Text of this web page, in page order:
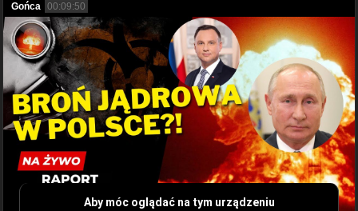
Gońca 00:09:50
Aby móc oglądać na tym urządzeniu